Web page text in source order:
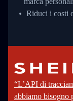
Riduci i costi
“L’API di
abbiamo bisogno